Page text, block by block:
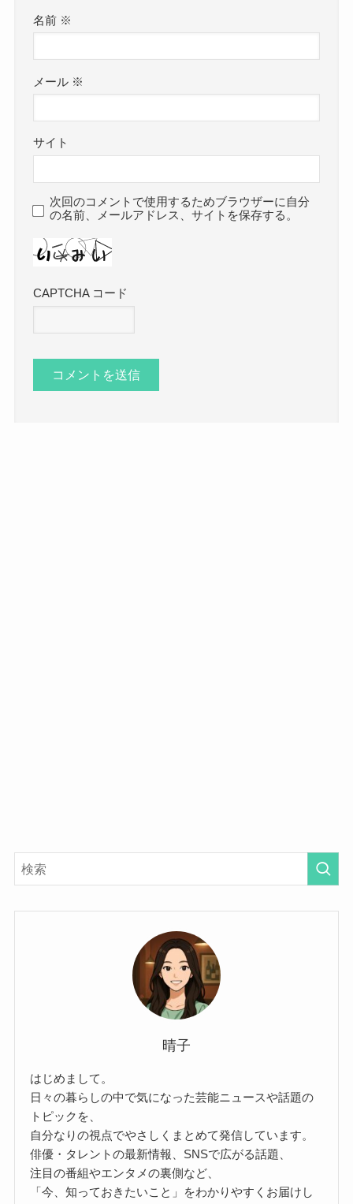
名前 ※
メール ※
サイト
次回のコメントで使用するためブラウザーに自分
の名前、メールアドレス、サイトを保存する。
CAPTCHA コード
晴子
はじめまして。
日々の暮らしの中で気になった芸能ニュースや話題の
トピックを、
自分なりの視点でやさしくまとめて発信しています。
俳優・タレントの最新情報、SNSで広がる話題、
注目の番組やエンタメの裏側など、
「今、知っておきたいこと」をわかりやすくお届けし